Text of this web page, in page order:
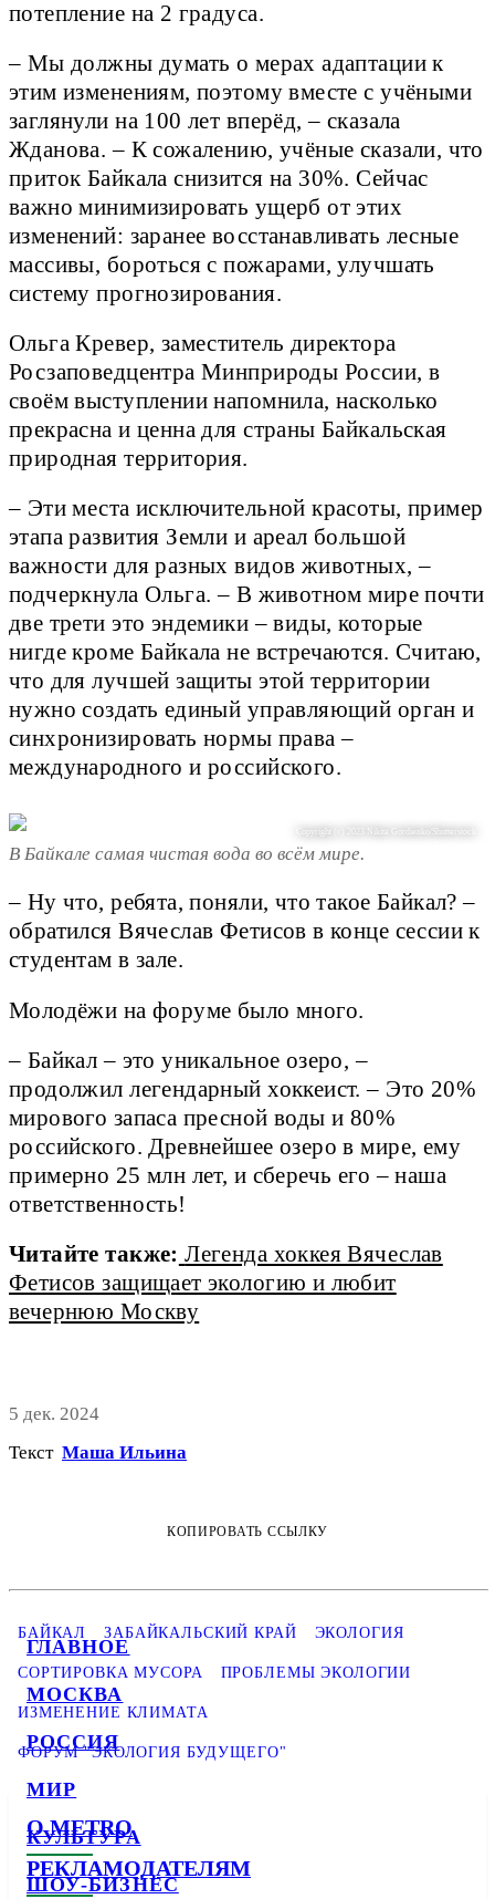
ГЛАВНОЕ
МОСКВА
РОССИЯ
МИР
КУЛЬТУРА
ШОУ-БИЗНЕС
потепление на 2 градуса.
– Мы должны думать о мерах адаптации к
этим изменениям, поэтому вместе с учёными
заглянули на 100 лет вперёд, – сказала
Жданова. – К сожалению, учёные сказали, что
приток Байкала снизится на 30%. Сейчас
важно минимизировать ущерб от этих
изменений: заранее восстанавливать лесные
массивы, бороться с пожарами, улучшать
систему прогнозирования.
Ольга Кревер, заместитель директора
Росзаповедцентра Минприроды России, в
своём выступлении напомнила, насколько
прекрасна и ценна для страны Байкальская
природная территория.
– Эти места исключительной красоты, пример
этапа развития Земли и ареал большой
важности для разных видов животных, –
подчеркнула Ольга. – В животном мире почти
две трети это эндемики – виды, которые
нигде кроме Байкала не встречаются. Считаю,
что для лучшей защиты этой территории
нужно создать единый управляющий орган и
синхронизировать нормы права –
международного и российского.
Copyright (c) 2023 Nikita Gordienko/Shutterstock
В Байкале самая чистая вода во всём мире.
– Ну что, ребята, поняли, что такое Байкал? –
обратился Вячеслав Фетисов в конце сессии к
студентам в зале.
Молодёжи на форуме было много.
– Байкал – это уникальное озеро, –
продолжил легендарный хоккеист. – Это 20%
мирового запаса пресной воды и 80%
российского. Древнейшее озеро в мире, ему
примерно 25 млн лет, и сберечь его – наша
ответственность!
Читайте также: Легенда хоккея Вячеслав
Фетисов защищает экологию и любит
вечернюю Москву
5 дек. 2024
Текст Маша Ильина
КОПИРОВАТЬ ССЫЛКУ
БАЙКАЛ ЗАБАЙКАЛЬСКИЙ КРАЙ ЭКОЛОГИЯ
СОРТИРОВКА МУСОРА ПРОБЛЕМЫ ЭКОЛОГИИ
ИЗМЕНЕНИЕ КЛИМАТА
ФОРУМ "ЭКОЛОГИЯ БУДУЩЕГО"
О METRO
РЕКЛАМОДАТЕЛЯМ